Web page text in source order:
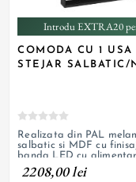
Introdu EXTRA20
COMODA CU 1
STEJAR SALBATIC/
Realizata din PAL
salbatic si MDF cu
banda LED cu
2208,00 lei